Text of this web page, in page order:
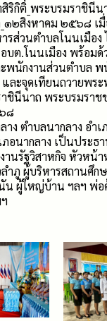
สิริกิติ์_พระบรมราชิ
๑๒สิงหาคม ๒๕๖๘ เ
รส่วนตำบลโนนเมือ
บต.โนนเมือง พร้อม
พนักงานส่วนตำบล พ
ละจุดเทียนถวายพร
าชินีนาถ พระบรมรา
๘
ง ตำบลนากลาง อำ
ภอนากลาง เป็นประ
นรัฐวิสาหกิจ หัวหน้
ำภู ผู้บริหารสถานศึก
น ผู้ใหญ่บ้าน ฯลฯ พ่